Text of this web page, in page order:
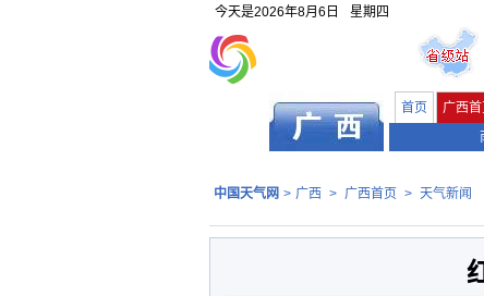
今天是2026年8月6日 星期四
首页 广西首
中国天气网 > 广西 > 广西首页 > 天气新闻